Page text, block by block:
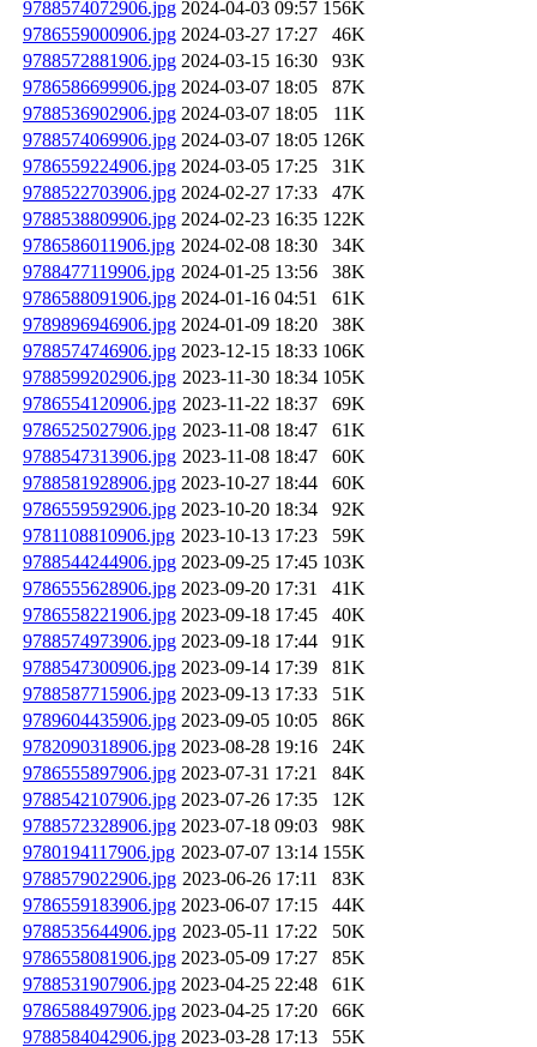
9788574072906.jpg 2024-04-03 09:57 156K
9786559000906.jpg 2024-03-27 17:27
46K
9788572881906.jpg 2024-03-15 16:30
93K
9786586699906.jpg 2024-03-07 18:05
87K
9788536902906.jpg 2024-03-07 18:05
11K
9788574069906.jpg 2024-03-07 18:05 126K
9786559224906.jpg 2024-03-05 17:25
31K
9788522703906.jpg 2024-02-27 17:33
47K
9788538809906.jpg 2024-02-23 16:35 122K
9786586011906.jpg 2024-02-08 18:30
34K
9788477119906.jpg 2024-01-25 13:56
38K
9786588091906.jpg 2024-01-16 04:51
61K
9789896946906.jpg 2024-01-09 18:20
38K
9788574746906.jpg 2023-12-15 18:33 106K
9788599202906.jpg 2023-11-30 18:34 105K
9786554120906.jpg 2023-11-22 18:37
69K
9786525027906.jpg 2023-11-08 18:47
61K
9788547313906.jpg 2023-11-08 18:47
60K
9788581928906.jpg 2023-10-27 18:44
60K
9786559592906.jpg 2023-10-20 18:34
92K
9781108810906.jpg 2023-10-13 17:23
59K
9788544244906.jpg 2023-09-25 17:45 103K
9786555628906.jpg 2023-09-20 17:31
41K
9786558221906.jpg 2023-09-18 17:45
40K
9788574973906.jpg 2023-09-18 17:44
91K
9788547300906.jpg 2023-09-14 17:39
81K
9788587715906.jpg 2023-09-13 17:33
51K
9789604435906.jpg 2023-09-05 10:05
86K
9782090318906.jpg 2023-08-28 19:16
24K
9786555897906.jpg 2023-07-31 17:21
84K
9788542107906.jpg 2023-07-26 17:35
12K
9788572328906.jpg 2023-07-18 09:03
98K
9780194117906.jpg 2023-07-07 13:14 155K
9788579022906.jpg 2023-06-26 17:11
83K
9786559183906.jpg 2023-06-07 17:15
44K
9788535644906.jpg 2023-05-11 17:22
50K
9786558081906.jpg 2023-05-09 17:27
85K
9788531907906.jpg 2023-04-25 22:48
61K
9786588497906.jpg 2023-04-25 17:20
66K
9788584042906.jpg 2023-03-28 17:13 55K